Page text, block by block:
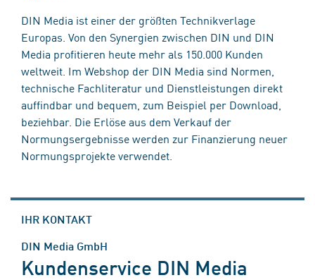
DIN Media ist einer der größten Technikverlage
Europas. Von den Synergien zwischen DIN und DIN
Media profitieren heute mehr als 150.000 Kunden
weltweit. Im Webshop der DIN Media sind Normen,
technische Fachliteratur und Dienstleistungen direkt
auffindbar und bequem, zum Beispiel per Download,
beziehbar. Die Erlöse aus dem Verkauf der
Normungsergebnisse werden zur Finanzierung neuer
Normungsprojekte verwendet.
IHR KONTAKT
DIN Media GmbH
Kundenservice DIN Media